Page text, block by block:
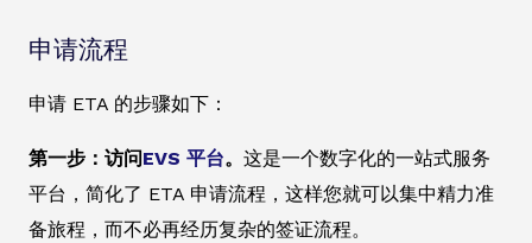
申请流程
申请 ETA 的步骤如下：
第一步：访问EVS 平台。 这是一个数字化的一站式服务
平台，简化了 ETA 申请流程，这样您就可以集中精力准
备旅程，而不必再经历复杂的签证流程。